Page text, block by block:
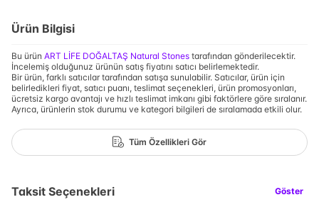
Ürün Bilgisi
Bu ürün ART LİFE DOĞALTAŞ Natural Stones tarafından gönderilecektir.
İncelemiş olduğunuz ürünün satış fiyatını satıcı belirlemektedir.
Bir ürün, farklı satıcılar tarafından satışa sunulabilir. Satıcılar, ürün için
belirledikleri fiyat, satıcı puanı, teslimat seçenekleri, ürün promosyonları,
ücretsiz kargo avantajı ve hızlı teslimat imkanı gibi faktörlere göre sıralanır.
Ayrıca, ürünlerin stok durumu ve kategori bilgileri de sıralamada etkili olur.
Tüm Özellikleri Gör
Taksit Seçenekleri Göster